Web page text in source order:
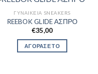
ΓΥΝΑΙΚΕΊΑ SNEAKERS
REEBOK GLIDE ΑΣΠΡΟ
€35,00
ΑΓΟΡΑΣΕ ΤΟ